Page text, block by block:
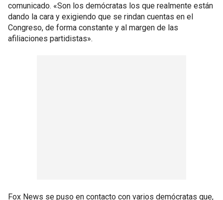
comunicado. «Son los demócratas los que realmente están
dando la cara y exigiendo que se rindan cuentas en el
Congreso, de forma constante y al margen de las
afiliaciones partidistas».
Fox News se puso en contacto con varios demócratas que,